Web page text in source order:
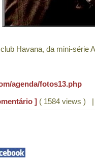
Havana, da mini-série
agenda/fotos13.php
] ( 1584 views )